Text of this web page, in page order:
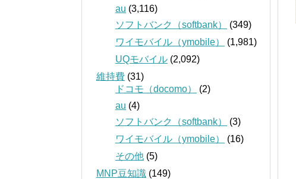
au (3,116)
ソフトバンク（softbank）
(349)
ワイモバイル（ymobile）
(1,981)
UQモバイル (2,092)
維持費 (31)
ドコモ（docomo）
(2)
au (4)
ソフトバンク（softbank）
(3)
ワイモバイル（ymobile）
(16)
その他 (5)
MNP豆知識 (149)